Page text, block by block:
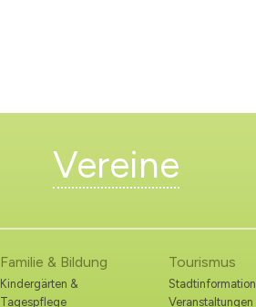
Vereine
Familie & Bildung
Kindergärten &
Tagespflege
Tourismus
Stadtinformation
Veranstaltungen